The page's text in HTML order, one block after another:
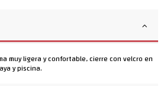
muy ligera y confortable, cierre con velcro en
y piscina.